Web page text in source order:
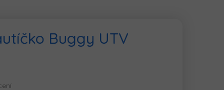
Buggy UTV